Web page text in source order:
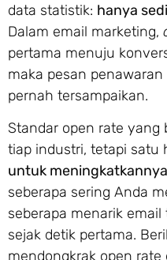
data statistik: hanya
Dalam email marketing,
pertama menuju
maka pesan
pernah tersampaikan.
Standar open rate yang
tiap industri, tetapi satu
untuk meningkatkannya
seberapa sering Anda
seberapa menarik
sejak detik pertama.
mendongkrak open